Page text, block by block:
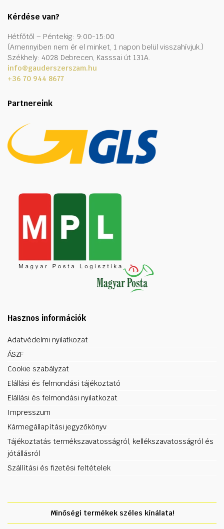
Kérdése van?
Hétfőtől – Péntekig: 9:00-15:00
(Amennyiben nem ér el minket, 1 napon belül visszahívjuk.)
Székhely: 4028 Debrecen, Kasssai út 131A.
info@gauderszerszam.hu
+36 70 944 8677
Partnereink
Hasznos információk
Adatvédelmi nyilatkozat
ÁSZF
Cookie szabályzat
Elállási és felmondási tájékoztató
Elállási és felmondási nyilatkozat
Impresszum
Kármegállapítási jegyzőkönyv
Tájékoztatás termékszavatosságról, kellékszavatosságról és
jótállásról
Szállítási és fizetési feltételek
Minőségi termékek széles kínálata!